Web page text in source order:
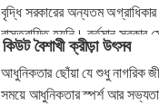
বৃদ্ধি সরকারের অন্যতম
বাস্তবায়িত হয়নি। বর্তমান সরকার
কিউট বৈশাখী ক্রীড়া উৎসব
আধুনিকতার ছোঁয়া যে শুধু নাগরিক
সময়ে আধুনিকতার স্পর্শ আর